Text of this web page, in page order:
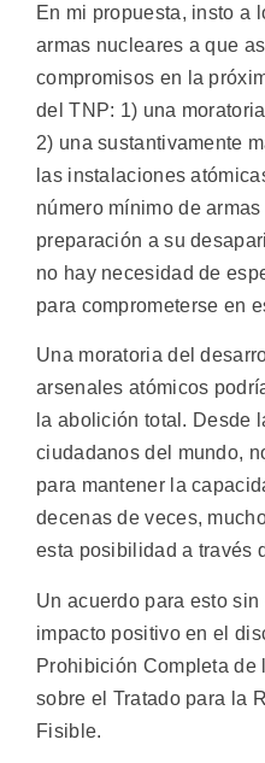
En mi propuesta, insto a
armas nucleares a que
compromisos en la
del TNP: 1) una
2) una sustantivamente
las instalaciones
número mínimo de
preparación a su
no hay necesidad de
para comprometerse en
Una moratoria del
arsenales atómicos
la abolición total. Desde
ciudadanos del mundo,
para mantener la
decenas de veces,
esta posibilidad a través
Un acuerdo para esto
impacto positivo en el
Prohibición Completa
sobre el Tratado para la
Fisible.